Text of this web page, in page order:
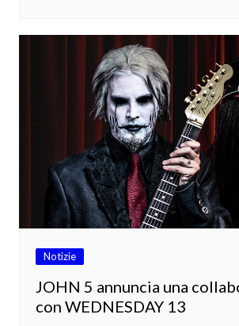
Notizie
JOHN 5 annuncia una
con WEDNESDAY 13